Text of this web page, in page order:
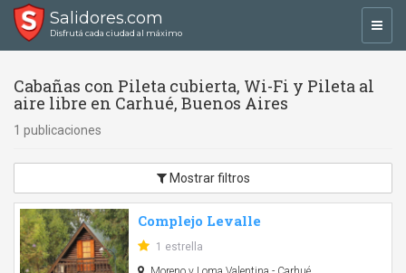
Salidores.com
Disfrutá cada ciudad al máximo
Cabañas con Pileta cubierta, Wi-Fi y Pileta al
aire libre en Carhué, Buenos Aires
1 publicaciones
Mostrar filtros
Complejo Levalle
1 estrella